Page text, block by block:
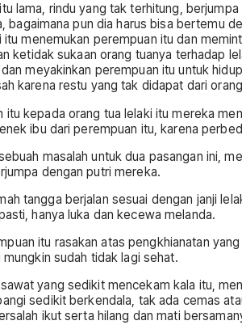
lama, rindu yang tak terhitung,
bagaimana pun dia harus bisa bertemu
itu menemukan perempuan itu dan
ketidak sukaan orang tuanya terhadap
meyakinkan perempuan itu untuk
karena restu yang tak didapat dari
itu kepada orang tua lelaki itu mereka
ibu dari perempuan itu, karena
masalah untuk dua pasangan ini,
dengan putri mereka.
tangga berjalan sesuai dengan janji
hanya luka dan kecewa melanda.
itu rasakan atas pengkhianatan
sudah tidak lagi sehat.
yang sedikit mencekam kala itu,
sedikit berkendala, tak ada cemas
ikut serta hilang dan mati